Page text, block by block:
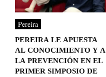
Pereira
PEREIRA LE APUESTA
AL CONOCIMIENTO Y A
LA PREVENCIÓN EN EL
PRIMER SIMPOSIO DE